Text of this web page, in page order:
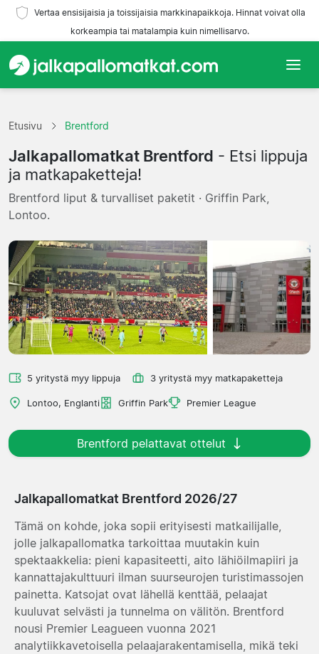
Vertaa ensisijaisia ja toissijaisia markkinapaikkoja. Hinnat voivat olla
korkeampia tai matalampia kuin nimellisarvo.
Joukkueet
Liigat
Matkatoimistoja
Etusivu Brentford
Jalkapallomatkat Brentford - Etsi lippuja
ja matkapaketteja!
Brentford liput & turvalliset paketit · Griffin Park,
Lontoo.
5 yritystä myy lippuja 3 yritystä myy matkapaketteja
Lontoo, Englanti Griffin Park Premier League
Brentford pelattavat ottelut
Jalkapallomatkat Brentford 2026/27
Tämä on kohde, joka sopii erityisesti matkailijalle,
jolle jalkapallomatka tarkoittaa muutakin kuin
spektaakkelia: pieni kapasiteetti, aito lähiöilmapiiri ja
kannattajakulttuuri ilman suurseurojen turistimassojen
painetta. Katsojat ovat lähellä kenttää, pelaajat
kuuluvat selvästi ja tunnelma on välitön. Brentford
nousi Premier Leagueen vuonna 2021
analytiikkavetoisella pelaajarakentamisella, mikä teki